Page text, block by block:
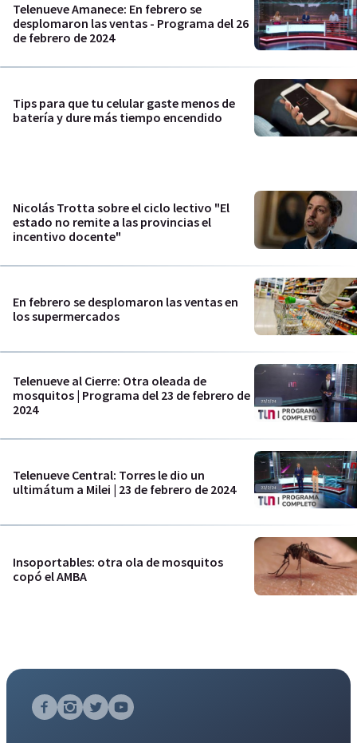
Telenueve Amanece: En febrero se
desplomaron las ventas - Programa del 26
de febrero de 2024
Tips para que tu celular gaste menos de
batería y dure más tiempo encendido
Nicolás Trotta sobre el ciclo lectivo "El
estado no remite a las provincias el
incentivo docente"
En febrero se desplomaron las ventas en
los supermercados
Telenueve al Cierre: Otra oleada de
mosquitos | Programa del 23 de febrero de
2024
Telenueve Central: Torres le dio un
ultimátum a Milei | 23 de febrero de 2024
Insoportables: otra ola de mosquitos
copó el AMBA